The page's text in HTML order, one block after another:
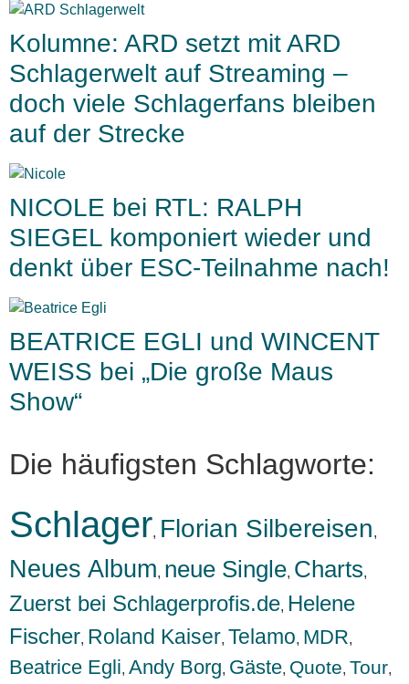
Kolumne: ARD setzt mit ARD
Schlagerwelt auf Streaming –
doch viele Schlagerfans bleiben
auf der Strecke
NICOLE bei RTL: RALPH
SIEGEL komponiert wieder und
denkt über ESC-Teilnahme nach!
BEATRICE EGLI und WINCENT
WEISS bei „Die große Maus
Show“
Die häufigsten Schlagworte:
Schlager, Florian Silbereisen,
Neues Album, neue Single, Charts,
Zuerst bei Schlagerprofis.de, Helene
Fischer, Roland Kaiser, Telamo, MDR,
Beatrice Egli, Andy Borg, Gäste, Quote, Tour,